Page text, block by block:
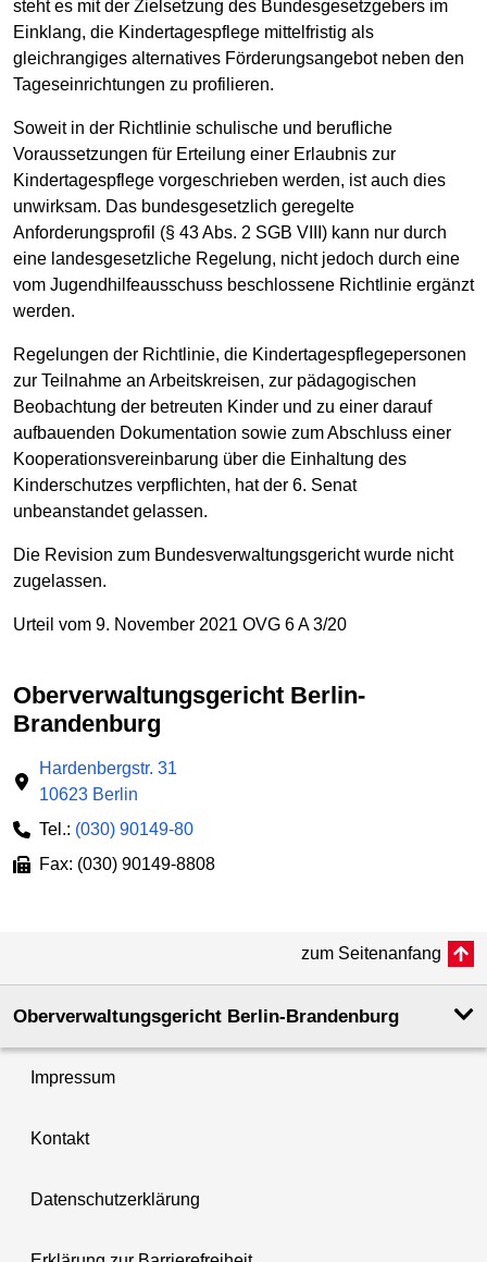
steht es mit der Zielsetzung des Bundesgesetzgebers im
Einklang, die Kindertagespflege mittelfristig als
gleichrangiges alternatives Förderungsangebot neben den
Tageseinrichtungen zu profilieren.
Soweit in der Richtlinie schulische und berufliche
Voraussetzungen für Erteilung einer Erlaubnis zur
Kindertagespflege vorgeschrieben werden, ist auch dies
unwirksam. Das bundesgesetzlich geregelte
Anforderungsprofil (§ 43 Abs. 2 SGB VIII) kann nur durch
eine landesgesetzliche Regelung, nicht jedoch durch eine
vom Jugendhilfeausschuss beschlossene Richtlinie ergänzt
werden.
Regelungen der Richtlinie, die Kindertagespflegepersonen
zur Teilnahme an Arbeitskreisen, zur pädagogischen
Beobachtung der betreuten Kinder und zu einer darauf
aufbauenden Dokumentation sowie zum Abschluss einer
Kooperationsvereinbarung über die Einhaltung des
Kinderschutzes verpflichten, hat der 6. Senat
unbeanstandet gelassen.
Die Revision zum Bundesverwaltungsgericht wurde nicht
zugelassen.
Urteil vom 9. November 2021 OVG 6 A 3/20
Oberverwaltungs­gericht Berlin-
Brandenburg
Hardenbergstr. 31
10623 Berlin
Tel.: (030) 90149-80
Fax: (030) 90149-8808
zum Seitenanfang
Oberverwaltungsgericht Berlin-Brandenburg
Impressum
Kontakt
Datenschutzerklärung